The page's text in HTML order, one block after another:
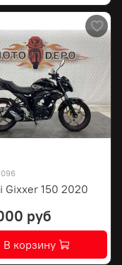
Gixxer 150 2020
руб
В корзину